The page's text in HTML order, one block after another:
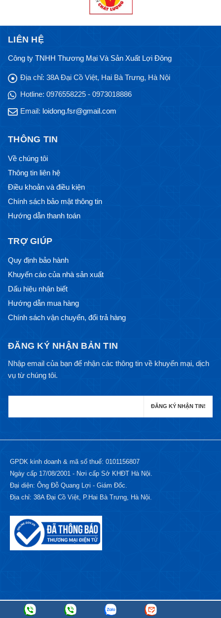
LIÊN HỆ
Công ty TNHH Thương Mại Và Sản Xuất Lợi Đông
Địa chỉ: 38A Đại Cồ Việt, Hai Bà Trưng, Hà Nội
Hotline: 0976558225 - 0973018886
Email: loidong.fsr@gmail.com
THÔNG TIN
Về chúng tôi
Thông tin liên hệ
Điều khoản và điều kiện
Chính sách bảo mật thông tin
Hướng dẫn thanh toán
TRỢ GIÚP
Quy định bảo hành
Khuyến cáo của nhà sản xuất
Dấu hiệu nhận biết
Hướng dẫn mua hàng
Chính sách vận chuyển, đổi trả hàng
ĐĂNG KÝ NHẬN BẢN TIN
Nhập email của bạn để nhận các thông tin về khuyến mại, dịch
vụ từ chúng tôi.
GPDK kinh doanh & mã số thuế: 0101156807
Ngày cấp 17/08/2001 - Nơi cấp Sở KHĐT Hà Nội.
Đại diện: Ông Đỗ Quang Lợi - Giám Đốc.
Địa chỉ: 38A Đại Cồ Việt, P.Hai Bà Trưng, Hà Nội.